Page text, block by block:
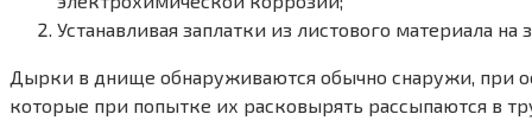
Устанавливая заплатки из листового материала на
Дырки в днище обнаруживаются обычно снаружи, при
которые при попытке их расковырять рассыпаются в